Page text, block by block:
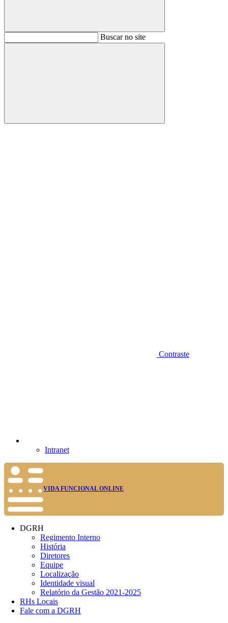
BuscarBuscar no site
Buscar
Contraste
Intranet
VIDA FUNCIONAL ONLINE
DGRH
Regimento Interno
História
Diretores
Equipe
Localização
Identidade visual
Relatório da Gestão 2021-2025
RHs Locais
Fale com a DGRH